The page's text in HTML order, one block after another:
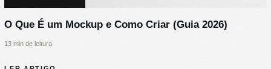
O Que É um Mockup e Como Criar (Guia 2026)
13 min de leitura